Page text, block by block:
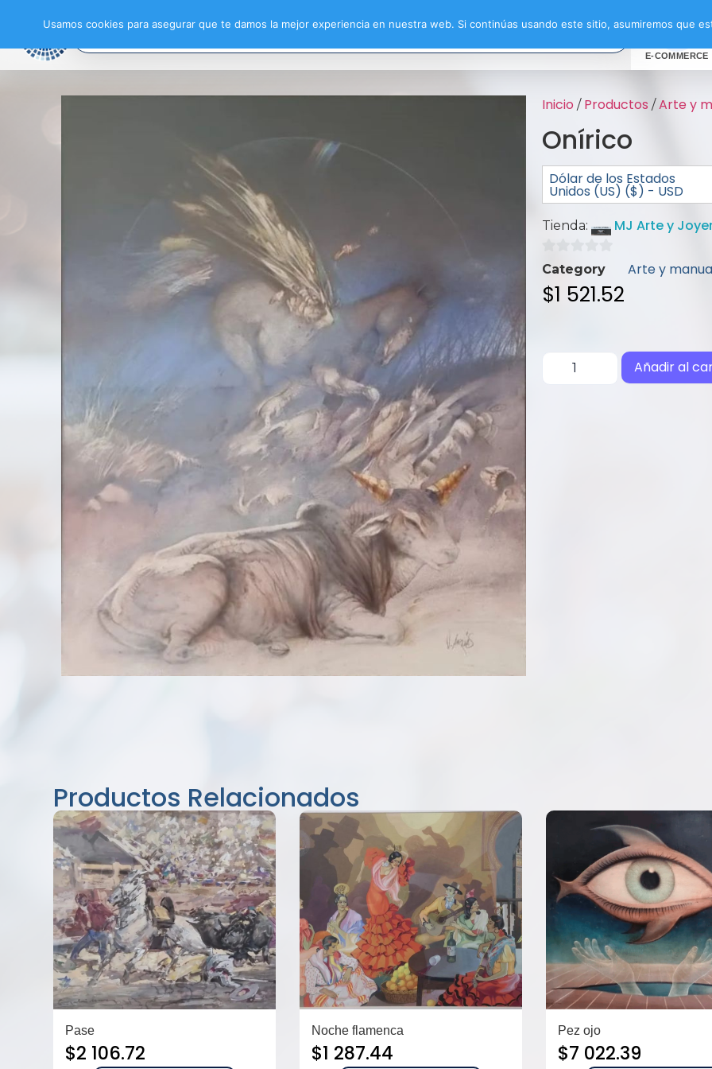
E-COMMERCE
Inicio / Productos /Arte y
Onírico
Dólar de los Estados
Unidos (US) ($) - USD
Tienda: MJ Arte y
0
de
5
Category Arte y
$1 521.52
Añadir al
Productos Relacionados
Pase
$2 106.72
Noche flamenca
$1 287.44
Pez ojo
$7 022.39
Usamos cookies para asegurar que te damos la mejor experiencia en nuestra web. Si continúas usando este sitio, asumiremos que